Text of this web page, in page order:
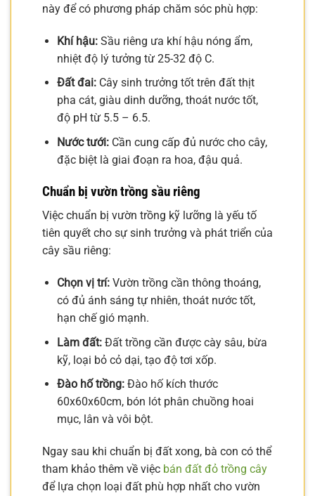
này để có phương pháp chăm sóc phù hợp:
Khí hậu:Sầu riêng ưa khí hậu nóng ẩm,
nhiệt độ lý tưởng từ 25-32 độ C.
Đất đai:Cây sinh trưởng tốt trên đất thịt
pha cát, giàu dinh dưỡng, thoát nước tốt,
độ pH từ 5.5 – 6.5.
Nước tưới:Cần cung cấp đủ nước cho cây,
đặc biệt là giai đoạn ra hoa, đậu quả.
Chuẩn bị vườn trồng sầu riêng
Việc chuẩn bị vườn trồng kỹ lưỡng là yếu tố
tiên quyết cho sự sinh trưởng và phát triển của
cây sầu riêng:
Chọn vị trí:Vườn trồng cần thông thoáng,
có đủ ánh sáng tự nhiên, thoát nước tốt,
hạn chế gió mạnh.
Làm đất:Đất trồng cần được cày sâu, bừa
kỹ, loại bỏ cỏ dại, tạo độ tơi xốp.
Đào hố trồng:Đào hố kích thước
60x60x60cm, bón lót phân chuồng hoai
mục, lân và vôi bột.
Ngay sau khi chuẩn bị đất xong, bà con có thể
tham khảo thêm về việc bán đất đỏ trồng cây
để lựa chọn loại đất phù hợp nhất cho vườn